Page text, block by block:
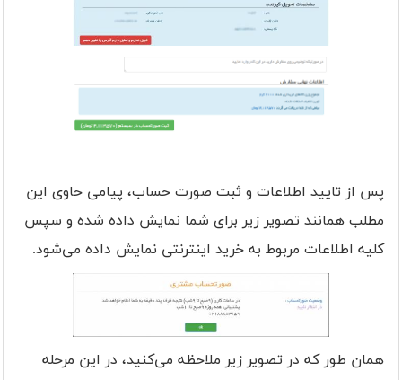
پس از تایید اطلاعات و ثبت صورت حساب، پیامی حاوی این
مطلب همانند تصویر زیر برای شما نمایش داده شده و سپس
کلیه اطلاعات مربوط به خرید اینترنتی نمایش داده می‌شود.
همان طور که در تصویر زیر ملاحظه می‌کنید، در این مرحله